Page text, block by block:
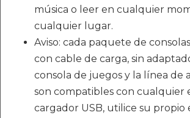
música o leer en cualquier
cualquier lugar.
Aviso: cada paquete de
con cable de carga, sin
consola de juegos y la línea de
son compatibles con cualquier
cargador USB, utilice su propio